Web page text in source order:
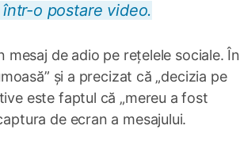
o postare video.
de adio pe rețelele sociale. În
și a precizat că „decizia pe
este faptul că „mereu a fost
de ecran a mesajului.